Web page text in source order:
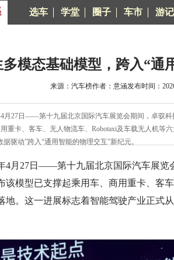
选车 学堂 圈子 车市 游记
模态基础模型，跨入“通
来源：汽车榜作者：意涵发布时间：
27日——第十九届北京国际汽车展览会期间，卓驭科
重卡、客车、无人物流车、Robotaxi及车载无人机等
驱动”跨入“通用智能的物理交互”新纪元。
27日——第十九届北京国际汽车展览
该模型已支撑起乘用车、商用重卡、客
地。这一进展标志着智能驾驶产业正式